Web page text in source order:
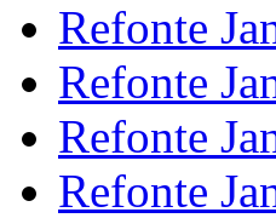
Refonte
Refonte
Refonte
Refonte